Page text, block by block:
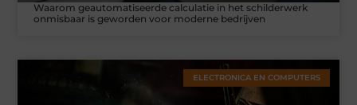
Waarom geautomatiseerde calculatie in het schilderwerk
onmisbaar is geworden voor moderne bedrijven
ELECTRONICA EN COMPUTERS